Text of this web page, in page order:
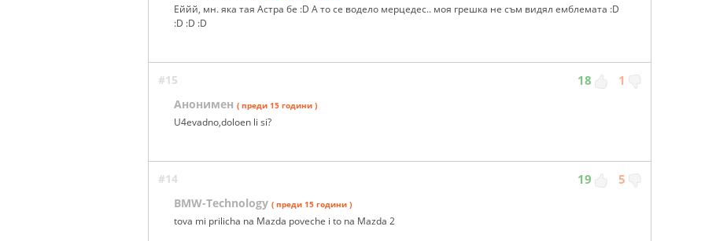
Еййй, мн. яка тая Астра бе :D А то се водело мерцедес.. моя грешка не съм видял емблемата :D
:D :D :D
#15 18 1
Анонимен ( преди 15 години )
U4evadno,doloen li si?
#14 19 5
BMW-Technology ( преди 15 години )
tova mi prilicha na Mazda poveche i to na Mazda 2